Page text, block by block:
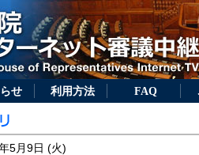
せ 利用方法 FAQ
5月9日 (火)